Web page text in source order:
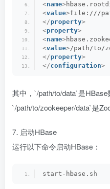
<name>
<value>file:///
</property>
<property>
<name>
<value>/path/to/
</property>
</configuration>
其中，`/path/to/data`是HBase
`/path/to/zookeeper/data`是
7. 启动HBase
运行以下命令启动HBase：
start-hbase.sh